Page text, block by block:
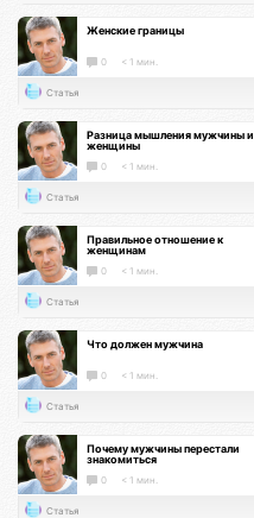
Женские границы
0 < 1 мин.
Статья
Разница мышления мужчины и
женщины
0 < 1 мин.
Статья
Правильное отношение к
женщинам
0 < 1 мин.
Статья
Что должен мужчина
0 < 1 мин.
Статья
Почему мужчины перестали
знакомиться
0 < 1 мин.
Статья